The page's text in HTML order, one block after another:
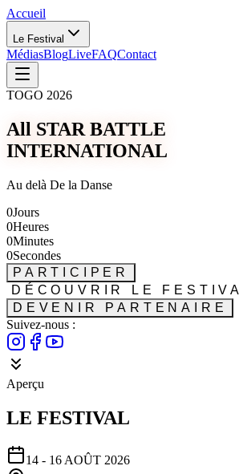
Accueil
Le Festival
MédiasBlogLiveFAQContact
TOGO 2026
All STAR BATTLE
INTERNATIONAL
Au delà De la Danse
0Jours
0Heures
0Minutes
0Secondes
PARTICIPER
DÉCOUVRIR LE
DEVENIR PARTENAIRE
Suivez-nous :
Aperçu
LE FESTIVAL
14 - 16 AOÛT 2026